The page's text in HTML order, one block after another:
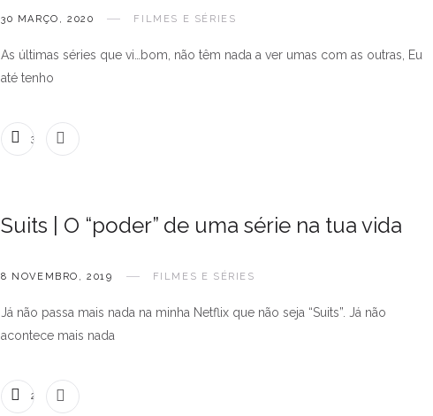
30 MARÇO, 2020 FILMES E SÉRIES
As últimas séries que vi…bom, não têm nada a ver umas com as outras, Eu
até tenho
3 COMENTÁRIOS
Suits | O “poder” de uma série na tua vida
8 NOVEMBRO, 2019 FILMES E SÉRIES
Já não passa mais nada na minha Netflix que não seja “Suits”. Já não
acontece mais nada
2 COMENTÁRIOS